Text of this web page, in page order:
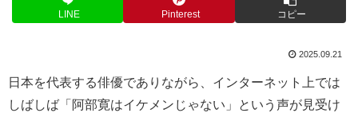
LINE Pinterest コピー
2025.09.21
日本を代表する俳優でありながら、インターネット上では
しばしば「阿部寛はイケメンじゃない」という声が見受け